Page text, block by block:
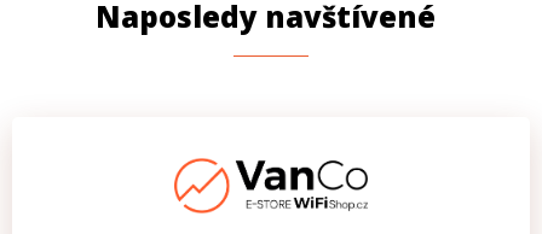
Naposledy navštívené